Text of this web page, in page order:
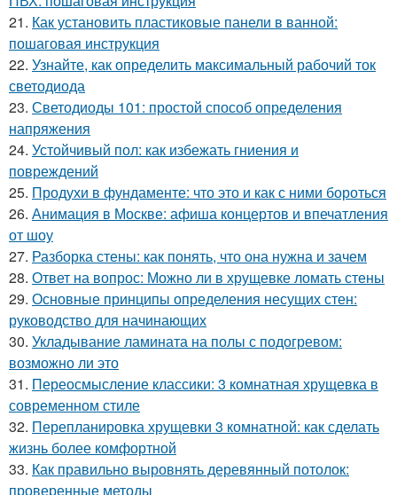
21. Как установить пластиковые панели в ванной:
пошаговая инструкция
22. Узнайте, как определить максимальный рабочий ток
светодиода
23. Светодиоды 101: простой способ определения
напряжения
24. Устойчивый пол: как избежать гниения и
повреждений
25. Продухи в фундаменте: что это и как с ними бороться
26. Анимация в Москве: афиша концертов и впечатления
от шоу
27. Разборка стены: как понять, что она нужна и зачем
28. Ответ на вопрос: Можно ли в хрущевке ломать стены
29. Основные принципы определения несущих стен:
руководство для начинающих
30. Укладывание ламината на полы с подогревом:
возможно ли это
31. Переосмысление классики: 3 комнатная хрущевка в
современном стиле
32. Перепланировка хрущевки 3 комнатной: как сделать
жизнь более комфортной
33. Как правильно выровнять деревянный потолок:
проверенные методы